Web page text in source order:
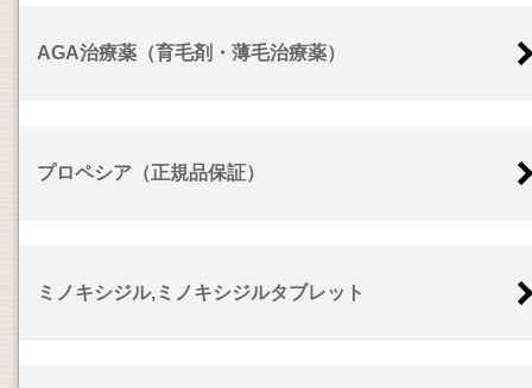
AGA治療薬（育毛剤・薄毛治療薬）
プロペシア（正規品保証）
ミノキシジル,ミノキシジルタブレット